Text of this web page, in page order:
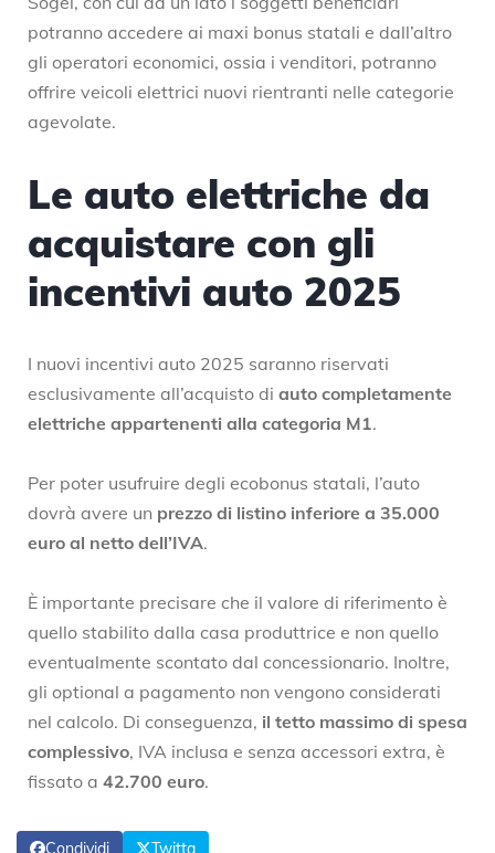
potranno accedere ai maxi bonus statali e dall’altro
gli operatori economici, ossia i venditori, potranno
offrire veicoli elettrici nuovi rientranti nelle categorie
agevolate.
Le auto elettriche da
acquistare con gli
incentivi auto 2025
I nuovi incentivi auto 2025 saranno riservati
esclusivamente all’acquisto di auto completamente
elettriche appartenenti alla categoria M1.
Per poter usufruire degli ecobonus statali, l’auto
dovrà avere un prezzo di listino inferiore a 35.000
euro al netto dell’IVA.
È importante precisare che il valore di riferimento è
quello stabilito dalla casa produttrice e non quello
eventualmente scontato dal concessionario. Inoltre,
gli optional a pagamento non vengono considerati
nel calcolo. Di conseguenza, il tetto massimo di spesa
complessivo, IVA inclusa e senza accessori extra, è
fissato a 42.700 euro.
Condividi Twitta